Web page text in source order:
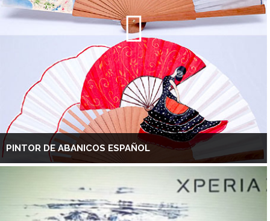
PINTOR DE ABANICOS ESPAÑOL